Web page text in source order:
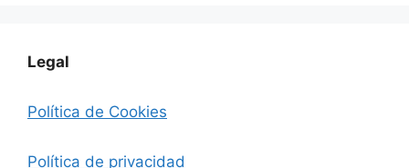
Legal
Política de Cookies
Política de privacidad